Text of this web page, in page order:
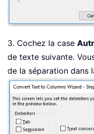
3. Cochez la case
de texte suivante.
de la séparation dans